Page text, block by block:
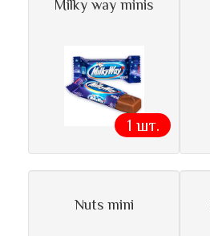
Milky way minis
1 шт.
Nuts mini